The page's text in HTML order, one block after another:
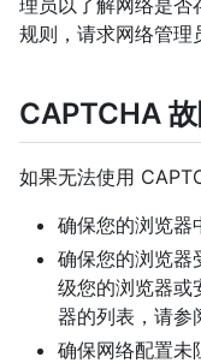
理员以了解网络是否
规则，请求网络管理
CAPTCHA
如果无法使用
确保您的浏览器
确保您的浏览器
级您的浏览器或
器的列表，请参
确保网络配置未